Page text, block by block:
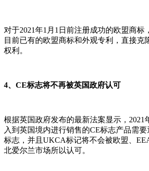
对于2021年1月1日前注册成功的欧盟商标
目前已有的欧盟商标和外观专利，直接克
权利。
4、CE标志将不再被英国政府认可
根据英国政府发布的最新法案显示，2021
入到英国境内进行销售的CE标志产品需
标志，并且UKCA标记将不会被欧盟、
北爱尔兰市场所以认可。